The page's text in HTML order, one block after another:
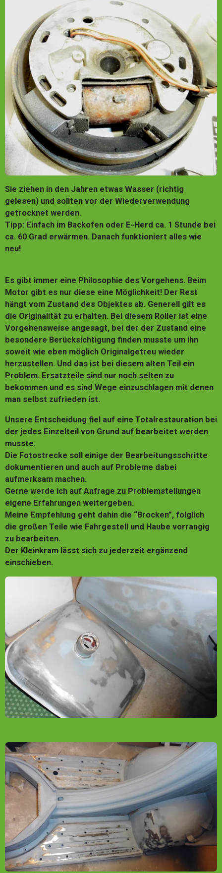
Sie ziehen in den Jahren etwas Wasser (richtig
gelesen) und sollten vor der Wiederverwendung
getrocknet werden.
Tipp: Einfach im Backofen oder E-Herd ca. 1 Stunde bei
ca. 60 Grad erwärmen. Danach funktioniert alles wie
neu!
Es gibt immer eine Philosophie des Vorgehens. Beim
Motor gibt es nur diese eine Möglichkeit! Der Rest
hängt vom Zustand des Objektes ab. Generell gilt es
die Originalität zu erhalten. Bei diesem Roller ist eine
Vorgehensweise angesagt, bei der der Zustand eine
besondere Berücksichtigung finden musste um ihn
soweit wie eben möglich Originalgetreu wieder
herzustellen. Und das ist bei diesem alten Teil ein
Problem. Ersatzteile sind nur noch selten zu
bekommen und es sind Wege einzuschlagen mit denen
man selbst zufrieden ist.
Unsere Entscheidung fiel auf eine Totalrestauration bei
der jedes Einzelteil von Grund auf bearbeitet werden
musste.
Die Fotostrecke soll einige der Bearbeitungsschritte
dokumentieren und auch auf Probleme dabei
aufmerksam machen.
Gerne werde ich auf Anfrage zu Problemstellungen
eigene Erfahrungen weitergeben.
Meine Empfehlung geht dahin die “Brocken”, folglich
die großen Teile wie Fahrgestell und Haube vorrangig
zu bearbeiten.
Der Kleinkram lässt sich zu jederzeit ergänzend
einschieben.